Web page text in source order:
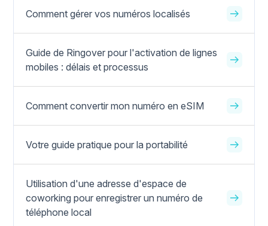
Comment gérer vos numéros localisés
Guide de Ringover pour l'activation de lignes
mobiles : délais et processus
Comment convertir mon numéro en eSIM
Votre guide pratique pour la portabilité
Utilisation d'une adresse d'espace de
coworking pour enregistrer un numéro de
téléphone local